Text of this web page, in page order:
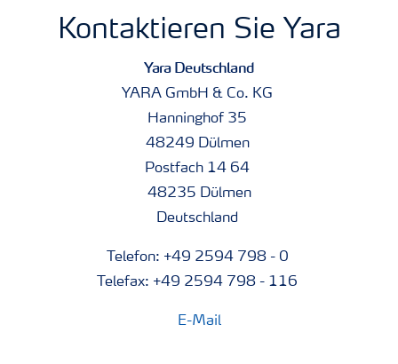
Kontaktieren Sie Yara
Yara Deutschland
YARA GmbH & Co. KG
Hanninghof 35
48249 Dülmen
Postfach 14 64
48235 Dülmen
Deutschland
Telefon: +49 2594 798 - 0
Telefax: +49 2594 798 - 116
E-Mail